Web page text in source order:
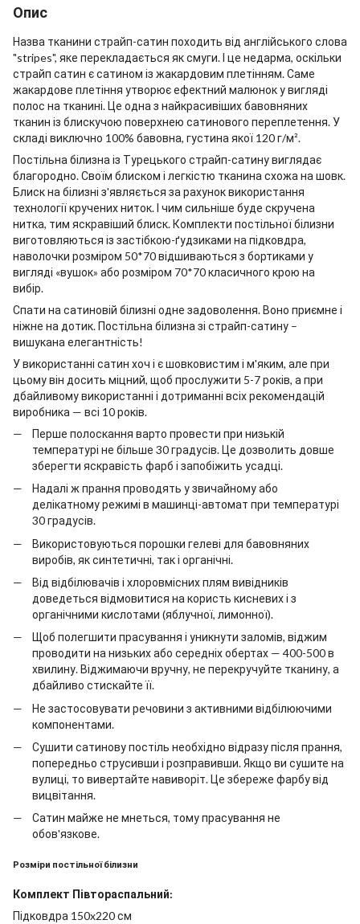
Опис
Назва тканини страйп-сатин походить від англійського слова
"stripes", яке перекладається як смуги. І це недарма, оскільки
страйп сатин є сатином із жакардовим плетінням. Саме
жакардове плетіння утворює ефектний малюнок у вигляді
полос на тканині. Це одна з найкрасивіших бавовняних
тканин із блискучою поверхнею сатинового переплетення. У
складі виключно 100% бавовна, густина якої 120 г/м².
Постільна білизна із Турецького страйп-сатину виглядає
благородно. Своїм блиском і легкістю тканина схожа на шовк.
Блиск на білизні з'являється за рахунок використання
технології кручених ниток. І чим сильніше буде скручена
нитка, тим яскравіший блиск. Комплекти постільної білизни
виготовляються із застібкою-ґудзиками на підковдра,
наволочки розміром 50*70 відшиваються з бортиками у
вигляді «вушок» або розміром 70*70 класичного крою на
вибір.
Спати на сатиновій білизні одне задоволення. Воно приємне і
ніжне на дотик. Постільна білизна зі страйп-сатину –
вишукана елегантність!
У використанні сатин хоч і є шовковистим і м'яким, але при
цьому він досить міцний, щоб прослужити 5-7 років, а при
дбайливому використанні і дотриманні всіх рекомендацій
виробника — всі 10 років.
Перше полоскання варто провести при низькій
температурі не більше 30 градусів. Це дозволить довше
зберегти яскравість фарб і запобіжить усадці.
Надалі ж прання проводять у звичайному або
делікатному режимі в машинці-автомат при температурі
30 градусів.
Використовуються порошки гелеві для бавовняних
виробів, як синтетичні, так і органічні.
Від відбілювачів і хлоровмісних плям вивідників
доведеться відмовитися на користь кисневих і з
органічними кислотами (яблучної, лимонної).
Щоб полегшити прасування і уникнути заломів, віджим
проводити на низьких або середніх обертах — 400-500 в
хвилину. Віджимаючи вручну, не перекручуйте тканину, а
дбайливо стискайте її.
Не застосовувати речовини з активними відбілюючими
компонентами.
Сушити сатинову постіль необхідно відразу після прання,
попередньо струсивши і розправивши. Якщо ви сушите на
вулиці, то вивертайте навиворіт. Це збереже фарбу від
вицвітання.
Сатин майже не мнеться, тому прасування не
обов'язкове.
Розміри постільної білизни
Комплект Півтораспальний:
Підковдра 150x220 см